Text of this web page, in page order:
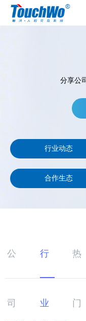
分享公
行业动态
合作生态
公
司
行
业
热
门